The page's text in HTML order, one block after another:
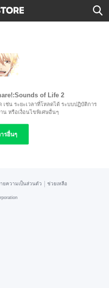
of Life 2
ช่น ระยะเวลาที่โหลดได้ ระบบปฏิบัติการ
น หรือเงื่อนไขพิเศษอื่นๆ
รอื่นๆ
ยความเป็นส่วนตัว ช่วยเหลือ